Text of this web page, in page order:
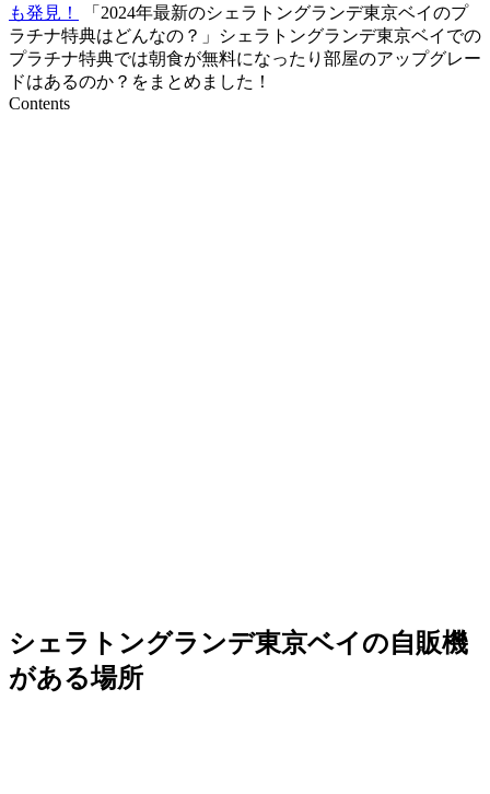
も発見！
「2024年最新のシェラトングランデ東京ベイのプ
ラチナ特典はどんなの？」シェラトングランデ東京ベイでの
プラチナ特典では朝食が無料になったり部屋のアップグレー
ドはあるのか？をまとめました！
Contents
シェラトングランデ東京ベイの自販機
がある場所